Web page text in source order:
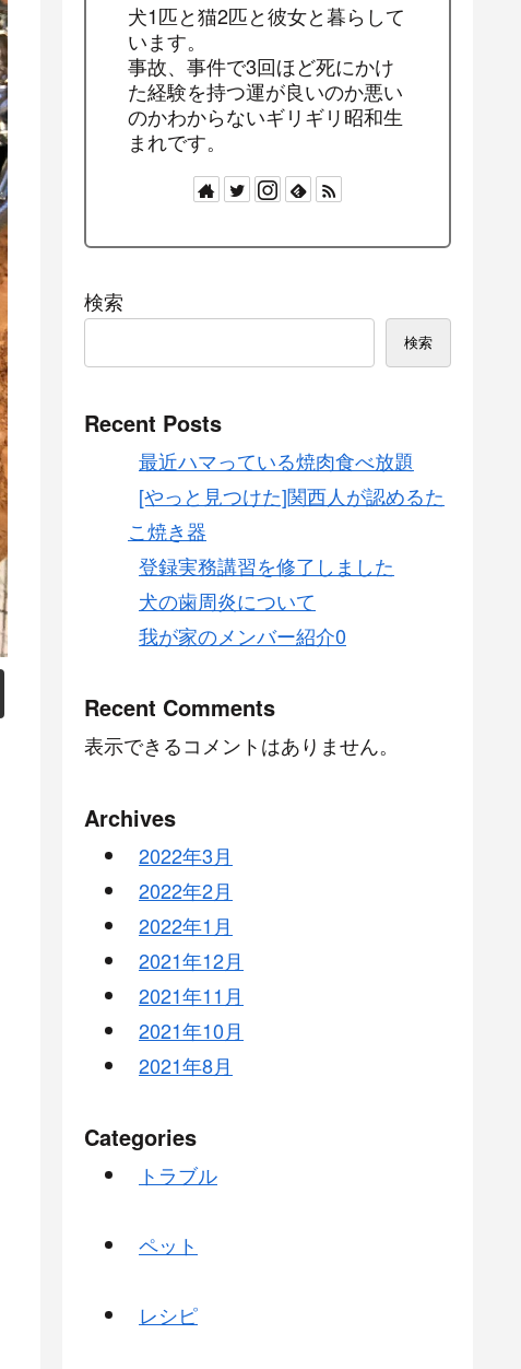
犬1匹と猫2匹と彼女と暮らして
います。
事故、事件で3回ほど死にかけ
た経験を持つ運が良いのか悪い
のかわからないギリギリ昭和生
まれです。
検索
検索
Recent Posts
最近ハマっている焼肉食べ放題
[やっと見つけた]関西人が認めるた
こ焼き器
登録実務講習を修了しました
犬の歯周炎について
我が家のメンバー紹介0
Recent Comments
表示できるコメントはありません。
Archives
2022年3月
2022年2月
2022年1月
2021年12月
2021年11月
2021年10月
2021年8月
Categories
トラブル
ペット
レシピ